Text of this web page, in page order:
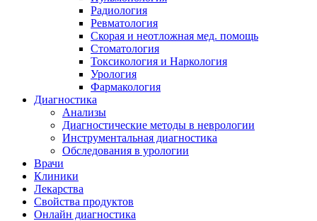
Радиология
Ревматология
Скорая и неотложная мед. помощь
Стоматология
Токсикология и Наркология
Урология
Фармакология
Диагностика
Анализы
Диагностические методы в неврологии
Инструментальная диагностика
Обследования в урологии
Врачи
Клиники
Лекарства
Свойства продуктов
Онлайн диагностика